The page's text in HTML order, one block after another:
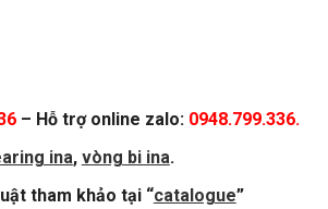
– Hỗ trợ online zalo: 0948.799.336.
ina, vòng bi ina.
tham khảo tại “catalogue”